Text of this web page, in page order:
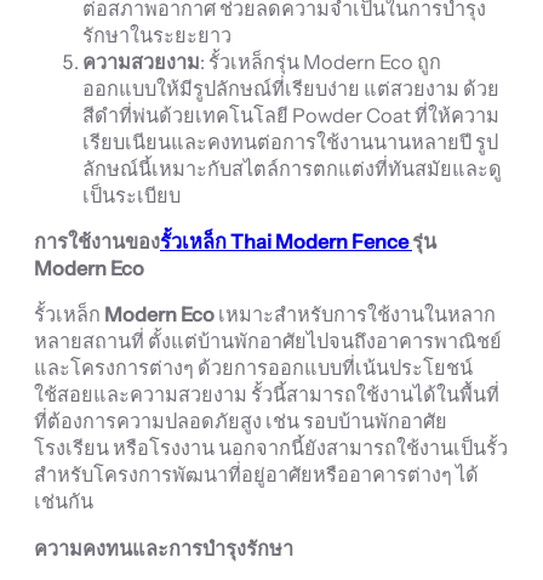
ต่อสภาพอากาศ ช่วยลดความจำเป็นในการบำรุง
รักษาในระยะยาว
ความสวยงาม: รั้วเหล็กรุ่น Modern Eco ถูก
ออกแบบให้มีรูปลักษณ์ที่เรียบง่าย แต่สวยงาม ด้วย
สีดำที่พ่นด้วยเทคโนโลยี Powder Coat ที่ให้ความ
เรียบเนียนและคงทนต่อการใช้งานนานหลายปี รูป
ลักษณ์นี้เหมาะกับสไตล์การตกแต่งที่ทันสมัยและดู
เป็นระเบียบ
การใช้งานของรั้วเหล็ก Thai Modern Fenceรุ่น
Modern Eco
รั้วเหล็ก Modern Eco เหมาะสำหรับการใช้งานในหลาก
หลายสถานที่ ตั้งแต่บ้านพักอาศัยไปจนถึงอาคารพาณิชย์
และโครงการต่างๆ ด้วยการออกแบบที่เน้นประโยชน์
ใช้สอยและความสวยงาม รั้วนี้สามารถใช้งานได้ในพื้นที่
ที่ต้องการความปลอดภัยสูง เช่น รอบบ้านพักอาศัย
โรงเรียน หรือโรงงาน นอกจากนี้ยังสามารถใช้งานเป็นรั้ว
สำหรับโครงการพัฒนาที่อยู่อาศัยหรืออาคารต่างๆ ได้
เช่นกัน
ความคงทนและการบำรุงรักษา